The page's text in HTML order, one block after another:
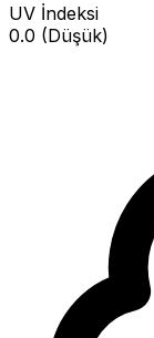
UV İndeksi
0.0 (Düşük)